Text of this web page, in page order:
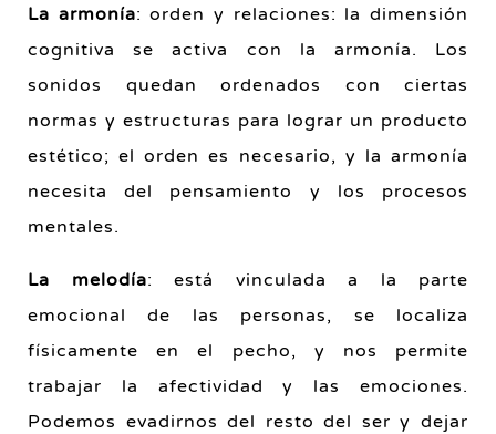
La armonía: orden y relaciones: la dimensión
cognitiva se activa con la armonía. Los
sonidos quedan ordenados con ciertas
normas y estructuras para lograr un producto
estético; el orden es necesario, y la armonía
necesita del pensamiento y los procesos
mentales.
La melodía: está vinculada a la parte
emocional de las personas, se localiza
físicamente en el pecho, y nos permite
trabajar la afectividad y las emociones.
Podemos evadirnos del resto del ser y dejar